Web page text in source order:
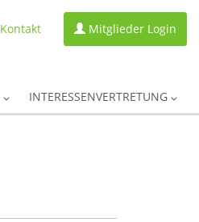
Kontakt Mitglieder Login
INTERESSENVERTRETUNG